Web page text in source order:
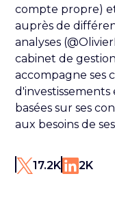
compte propre)
auprès de
analyses
cabinet de
accompagne ses
basées sur ses
aux besoins de
17.2K 2K